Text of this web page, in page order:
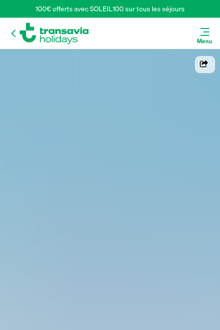
100€ offerts avec SOLEIL100 sur tous les séjours
Menu